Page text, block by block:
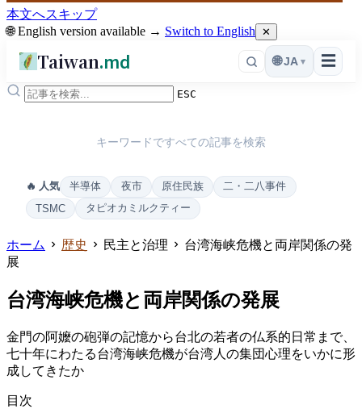
本文へスキップ
🌐 English version available → Switch to English ✕
Taiwan.md ☰
🌐 JA ▾
ESC
キーワードですべての記事を検索
🔥 人気 半導体 夜市 原住民族
二・二八事件
TSMC
タピオカミルクティー
ホーム 歴史 民主と治理
台湾海峡危機と両岸関係の発
展
台湾海峡危機と両岸関係の発展
金門の阿嬤の砲弾の記憶から台北の若者の仏系的日常まで、
七十年にわたる台湾海峡危機が台湾人の集団心理をいかに形
成してきたか
目次